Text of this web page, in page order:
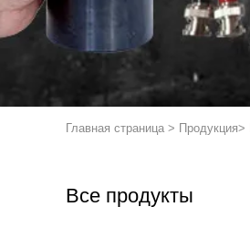
Главная страница > Продукция>
Все продукты